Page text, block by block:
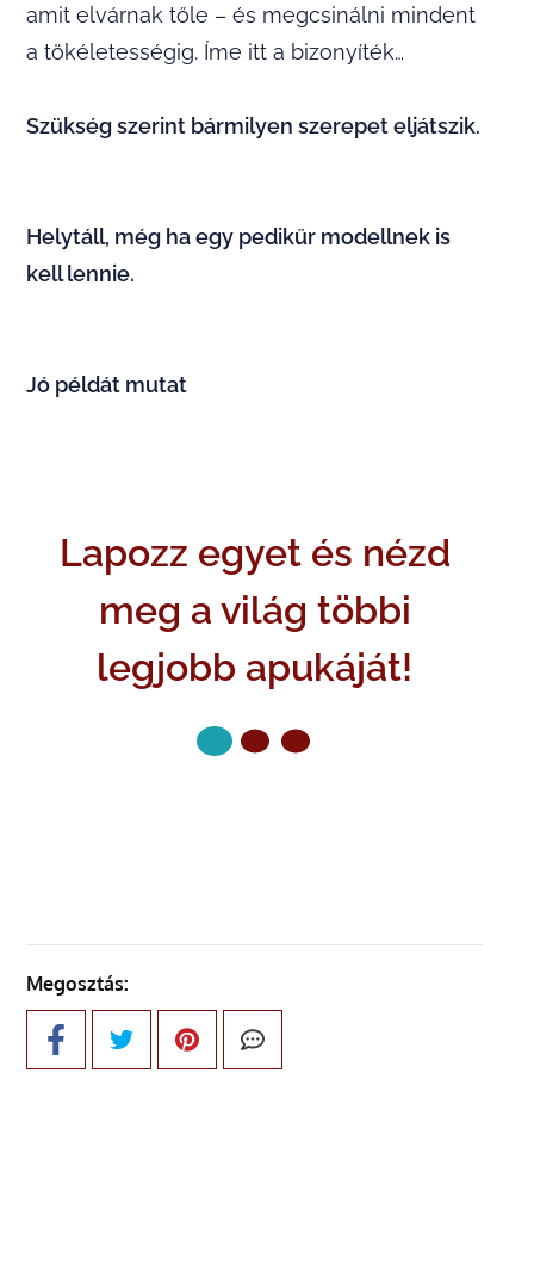
amit elvárnak tőle – és megcsinálni mindent
a tökéletességig. Íme itt a bizonyíték…
Szükség szerint bármilyen szerepet eljátszik.
Helytáll, még ha egy pedikűr modellnek is
kell lennie.​
Jó példát mutat
Lapozz egyet és nézd
meg a világ többi
legjobb apukáját!
Megosztás: